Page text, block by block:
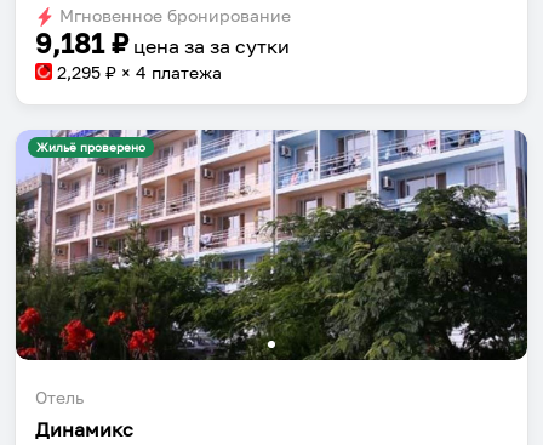
changing
dates.
changing
dates.
Мгновенное бронирование
9,181₽ цена за за сутки
2,295 ₽ × 4 платежа
Жильё проверено
Отель
Динамикс